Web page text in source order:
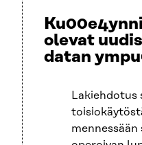
olevat
datan
Lakiehdotus